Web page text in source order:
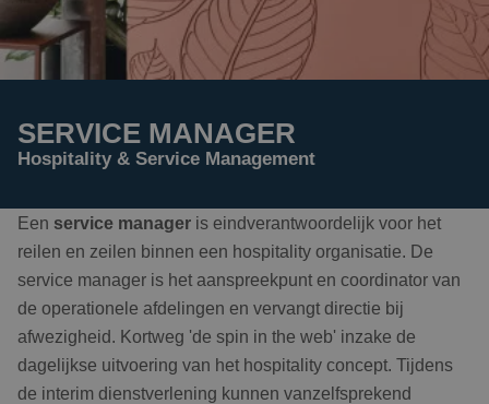
SERVICE MANAGER
Hospitality & Service Management
Een service manager is eindverantwoordelijk voor het
reilen en zeilen binnen een hospitality organisatie. De
service manager is het aanspreekpunt en coordinator van
de operationele afdelingen en vervangt directie bij
afwezigheid. Kortweg 'de spin in the web' inzake de
dagelijkse uitvoering van het hospitality concept. Tijdens
de interim dienstverlening kunnen vanzelfsprekend